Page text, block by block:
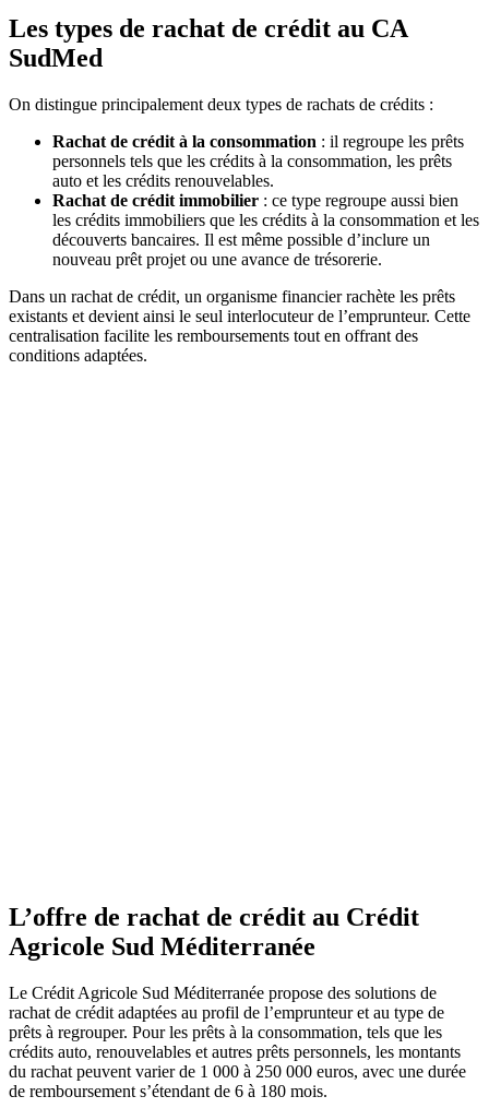
Les types de rachat de crédit au CA
SudMed
On distingue principalement deux types de rachats de crédits :
Rachat de crédit à la consommation : il regroupe les prêts
personnels tels que les crédits à la consommation, les prêts
auto et les crédits renouvelables.
Rachat de crédit immobilier : ce type regroupe aussi bien
les crédits immobiliers que les crédits à la consommation et les
découverts bancaires. Il est même possible d’inclure un
nouveau prêt projet ou une avance de trésorerie.
Dans un rachat de crédit, un organisme financier rachète les prêts
existants et devient ainsi le seul interlocuteur de l’emprunteur. Cette
centralisation facilite les remboursements tout en offrant des
conditions adaptées.
L’offre de rachat de crédit au Crédit
Agricole Sud Méditerranée
Le Crédit Agricole Sud Méditerranée propose des solutions de
rachat de crédit adaptées au profil de l’emprunteur et au type de
prêts à regrouper. Pour les prêts à la consommation, tels que les
crédits auto, renouvelables et autres prêts personnels, les montants
du rachat peuvent varier de 1 000 à 250 000 euros, avec une durée
de remboursement s’étendant de 6 à 180 mois.